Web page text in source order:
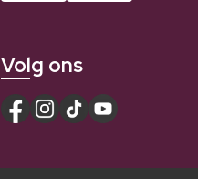
Volg ons